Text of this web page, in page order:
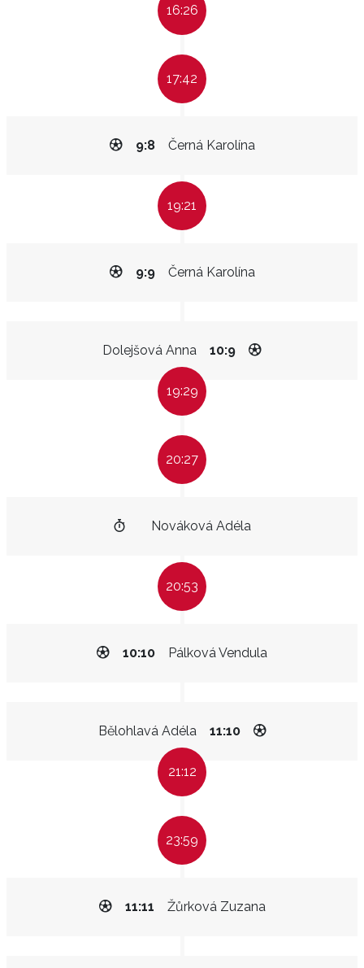
16:26
17:42
Černá Karolína
9:8
19:21
Černá Karolína
9:9
Dolejšová Anna 10:9
19:29
20:27
Nováková Adéla
20:53
Pálková Vendula
10:10
Bělohlavá Adéla 11:10
21:12
23:59
Žůrková Zuzana
11:11